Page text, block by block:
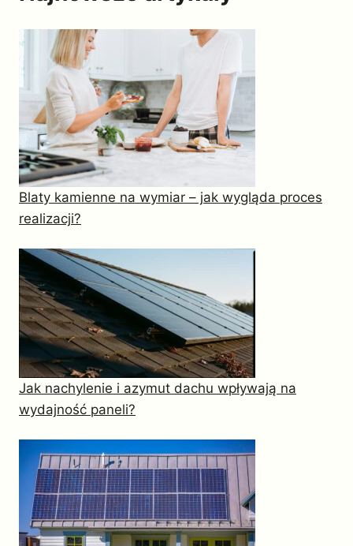
Blaty kamienne na wymiar – jak wygląda proces
realizacji?
Jak nachylenie i azymut dachu wpływają na
wydajność paneli?